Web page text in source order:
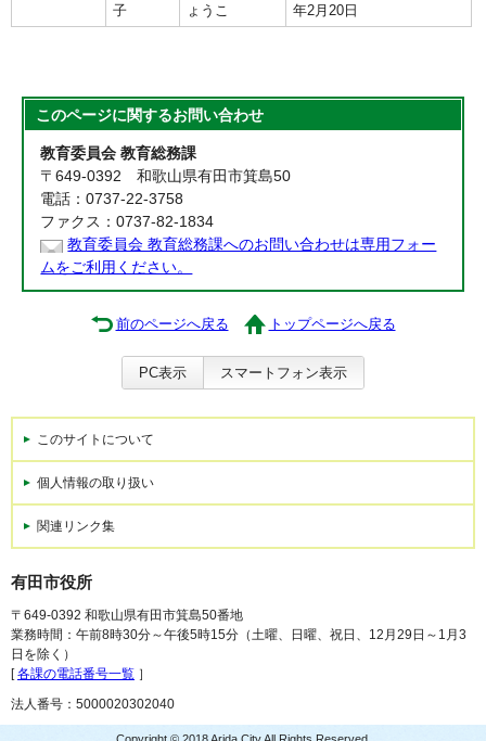
子
ょうこ
年2月20日
このページに関するお問い合わせ
教育委員会 教育総務課
〒649-0392 和歌山県有田市箕島50
電話：0737-22-3758
ファクス：0737-82-1834
教育委員会 教育総務課へのお問い合わせは専用フォー
ムをご利用ください。
前のページへ戻る トップページへ戻る
PC表示 スマートフォン表示
このサイトについて
個人情報の取り扱い
関連リンク集
有田市役所
〒649-0392 和歌山県有田市箕島50番地
業務時間：午前8時30分～午後5時15分（土曜、日曜、祝日、12月29日～1月3
日を除く）
[各課の電話番号一覧 ］
法人番号：5000020302040